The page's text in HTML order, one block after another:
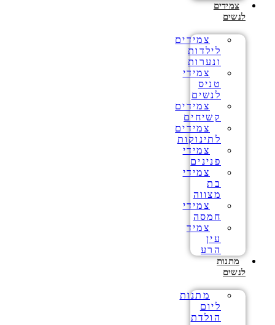
צמידים
לנשים
צמידים
לילדות
ונערות
צמידי
טניס
לנשים
צמידים
קשיחים
צמידים
לתינוקות
צמידי
פנינים
צמידי
בת
מצווה
צמידי
חמסה
צמיד
עין
הרע
מתנות
לנשים
מתנות
ליום
הולדת